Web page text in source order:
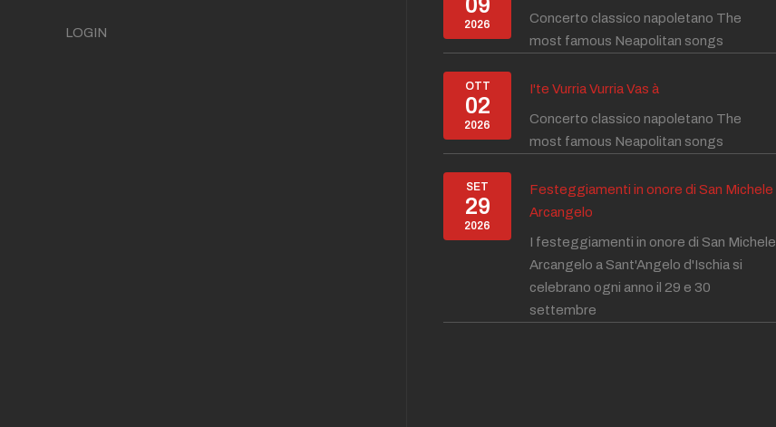
LOGIN
09
2026
Concerto classico napoletano The
most famous Neapolitan songs
OTT
02
2026
I'te Vurria Vurria Vas à
Concerto classico napoletano The
most famous Neapolitan songs
SET
29
2026
Festeggiamenti in onore di San Michele
Arcangelo
I festeggiamenti in onore di San Michele
Arcangelo a Sant'Angelo d'Ischia si
celebrano ogni anno il 29 e 30
settembre